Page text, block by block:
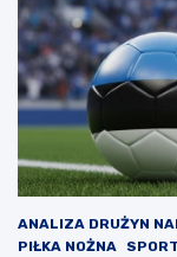
ANALIZA DRUŻYN
PIŁKA NOŻNA
SPORT